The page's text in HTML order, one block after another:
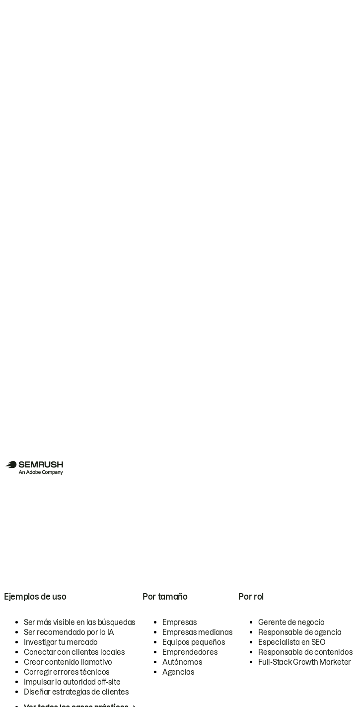
Ejemplos de uso
Ser más visible en las búsquedas
Ser recomendado por la IA
Investigar tu mercado
Conectar con clientes locales
Crear contenido llamativo
Corregir errores técnicos
Impulsar la autoridad off-site
Diseñar estrategias de clientes
Por tamaño
Empresas
Empresas medianas
Equipos pequeños
Emprendedores
Autónomos
Agencias
Por rol
Gerente de negocio
Responsable de agencia
Especialista en SEO
Responsable de contenidos
Full-Stack Growth Marketer